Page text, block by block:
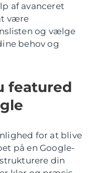
af avanceret
være
og vælge
behov og
featured
for at blive
på en Google-
din